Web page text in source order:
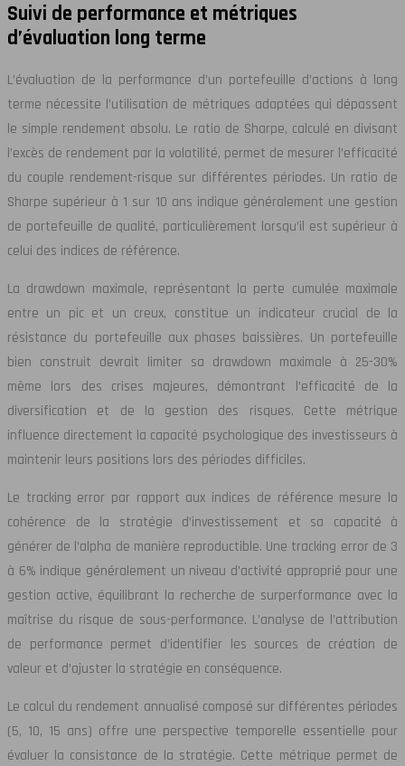
Suivi de performance et métriques
d’évaluation long terme
L’évaluation de la performance d’un portefeuille d’actions à long
terme nécessite l’utilisation de métriques adaptées qui dépassent
le simple rendement absolu. Le ratio de Sharpe, calculé en divisant
l’excès de rendement par la volatilité, permet de mesurer l’efficacité
du couple rendement-risque sur différentes périodes. Un ratio de
Sharpe supérieur à 1 sur 10 ans indique généralement une gestion
de portefeuille de qualité, particulièrement lorsqu’il est supérieur à
celui des indices de référence.
La drawdown maximale, représentant la perte cumulée maximale
entre un pic et un creux, constitue un indicateur crucial de la
résistance du portefeuille aux phases baissières. Un portefeuille
bien construit devrait limiter sa drawdown maximale à 25-30%
même lors des crises majeures, démontrant l’efficacité de la
diversification et de la gestion des risques. Cette métrique
influence directement la capacité psychologique des investisseurs à
maintenir leurs positions lors des périodes difficiles.
Le tracking error par rapport aux indices de référence mesure la
cohérence de la stratégie d’investissement et sa capacité à
générer de l’alpha de manière reproductible. Une tracking error de 3
à 6% indique généralement un niveau d’activité approprié pour une
gestion active, équilibrant la recherche de surperformance avec la
maîtrise du risque de sous-performance. L’analyse de l’attribution
de performance permet d’identifier les sources de création de
valeur et d’ajuster la stratégie en conséquence.
Le calcul du rendement annualisé composé sur différentes périodes
(5, 10, 15 ans) offre une perspective temporelle essentielle pour
évaluer la consistance de la stratégie. Cette métrique permet de